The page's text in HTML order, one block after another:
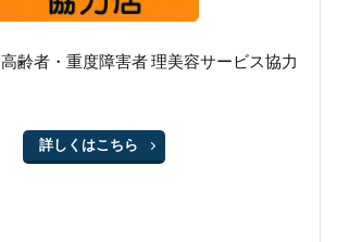
齢者・重度障害者 理美容サービス協力
詳しくはこちら